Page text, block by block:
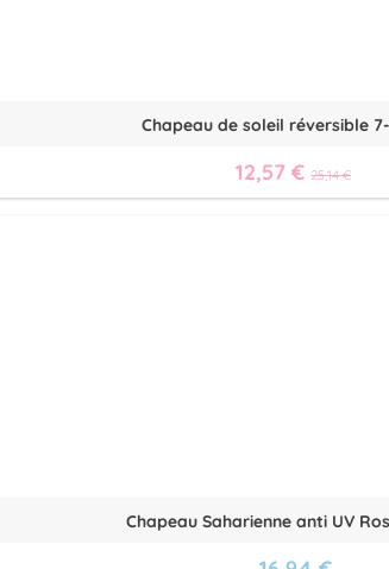
Chapeau de soleil réversible
12,57 €25,14 €
Chapeau Saharienne anti UV